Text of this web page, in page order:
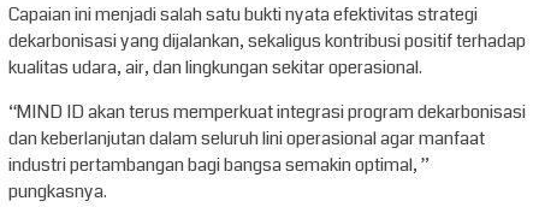
Capaian ini menjadi salah satu bukti nyata efektivitas strategi
dekarbonisasi yang dijalankan, sekaligus kontribusi positif terhadap
kualitas udara, air, dan lingkungan sekitar operasional.
“MIND ID akan terus memperkuat integrasi program dekarbonisasi
dan keberlanjutan dalam seluruh lini operasional agar manfaat
industri pertambangan bagi bangsa semakin optimal, ”
pungkasnya.